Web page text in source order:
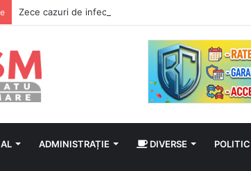
Zece cazuri de infecție cu virusul West Nile, dintre
ADMINISTRAȚIE DIVERSE POLITIC